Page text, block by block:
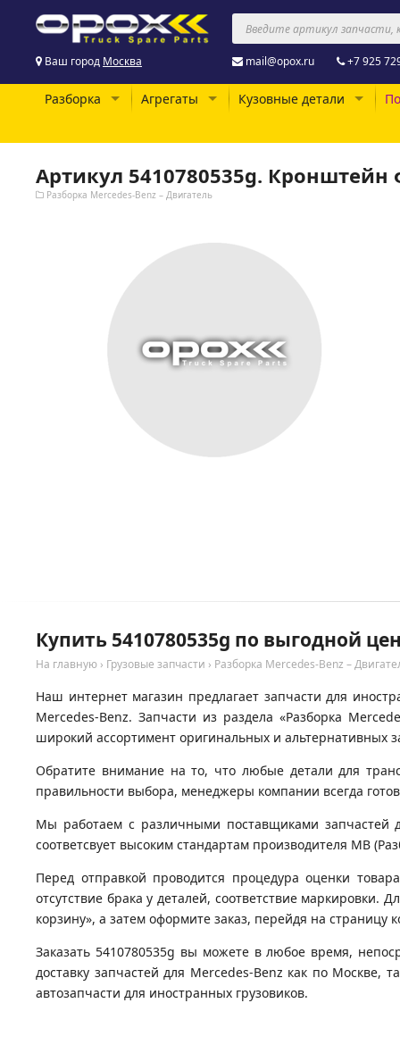
Ваш город Москва mail@opox.ru +7 925
Разборка Агрегаты Кузовные детали
Артикул 5410780535g. Кронштейн
Разборка Mercedes-Benz – Двигатель
Купить 5410780535g по выгодной
На главную › Грузовые запчасти › Разборка Mercedes-Benz –
Наш интернет магазин предлагает запчасти для
Mercedes-Benz. Запчасти из раздела «Разборка
широкий ассортимент оригинальных и альтернативных
Обратите внимание на то, что любые детали для
правильности выбора, менеджеры компании всегда
Мы работаем с различными поставщиками запчастей
соответсвует высоким стандартам производителя MB
Перед отправкой проводится процедура оценки
отсутствие брака у деталей, соответствие
корзину», а затем оформите заказ, перейдя на страницу
Заказать 5410780535g вы можете в любое время,
доставку запчастей для Mercedes-Benz как по
автозапчасти для иностранных грузовиков.